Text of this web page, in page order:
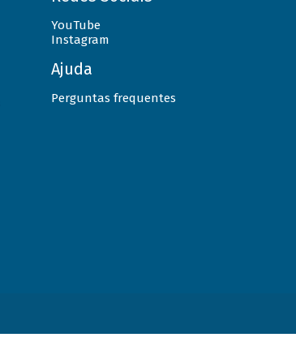
YouTube
Instagram
Ajuda
Perguntas frequentes